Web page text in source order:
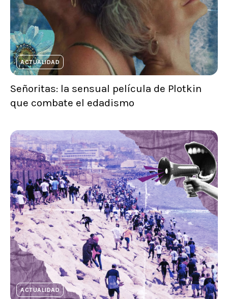
ACTUALIDAD
Señoritas: la sensual película de Plotkin
que combate el edadismo
ACTUALIDAD